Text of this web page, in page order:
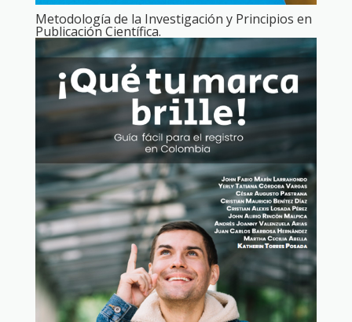
Metodología de la Investigación y Principios en
Publicación Científica.